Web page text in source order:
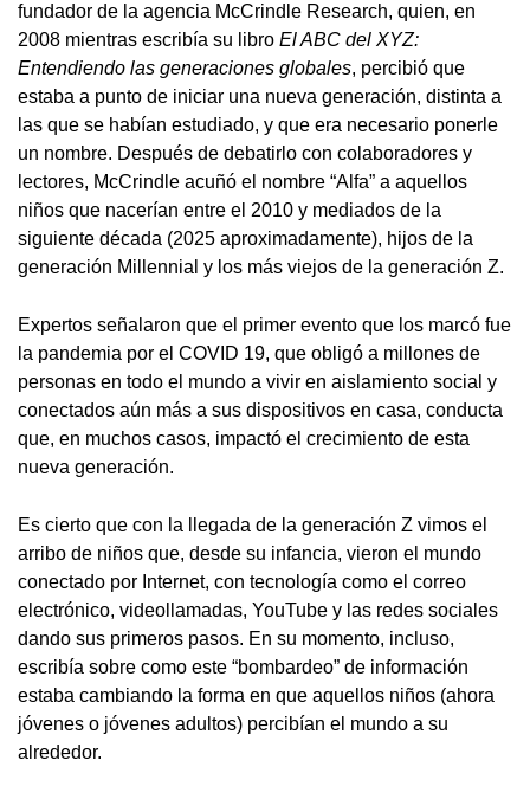
fundador de la agencia McCrindle Research, quien, en
2008 mientras escribía su libro El ABC del XYZ:
Entendiendo las generaciones globales, percibió que
estaba a punto de iniciar una nueva generación, distinta a
las que se habían estudiado, y que era necesario ponerle
un nombre. Después de debatirlo con colaboradores y
lectores, McCrindle acuñó el nombre “Alfa” a aquellos
niños que nacerían entre el 2010 y mediados de la
siguiente década (2025 aproximadamente), hijos de la
generación Millennial y los más viejos de la generación Z.
Expertos señalaron que el primer evento que los marcó fue
la pandemia por el COVID 19, que obligó a millones de
personas en todo el mundo a vivir en aislamiento social y
conectados aún más a sus dispositivos en casa, conducta
que, en muchos casos, impactó el crecimiento de esta
nueva generación.
Es cierto que con la llegada de la generación Z vimos el
arribo de niños que, desde su infancia, vieron el mundo
conectado por Internet, con tecnología como el correo
electrónico, videollamadas, YouTube y las redes sociales
dando sus primeros pasos. En su momento, incluso,
escribía sobre como este “bombardeo” de información
estaba cambiando la forma en que aquellos niños (ahora
jóvenes o jóvenes adultos) percibían el mundo a su
alrededor.